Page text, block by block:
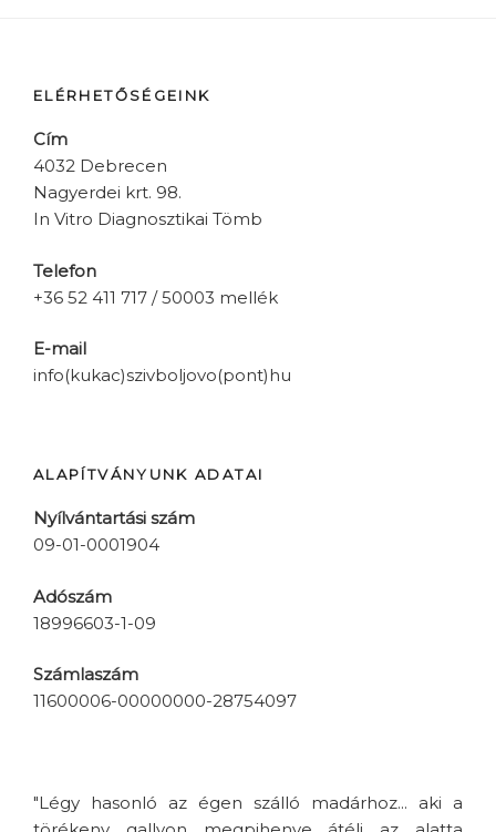
ELÉRHETŐSÉGEINK
Cím
4032 Debrecen
Nagyerdei krt. 98.
In Vitro Diagnosztikai Tömb
Telefon
+36 52 411 717 / 50003 mellék
E-mail
info(kukac)szivboljovo(pont)hu
ALAPÍTVÁNYUNK ADATAI
Nyílvántartási szám
09-01-0001904
Adószám
18996603-1-09
Számlaszám
11600006-00000000-28754097
"Légy hasonló az égen szálló madárhoz... aki a